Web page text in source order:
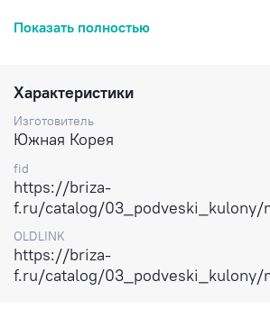
Цена за 1 шт.
Показать полностью
Характеристики
Изготовитель
Южная Корея
fid
https://briza-
f.ru/catalog/
OLDLINK
https://briza-
f.ru/catalog/